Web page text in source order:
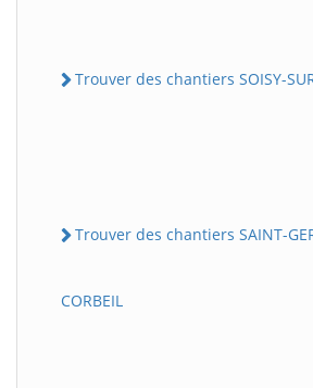
Trouver des chantiers SOISY-
Trouver des chantiers SAINT-
CORBEIL